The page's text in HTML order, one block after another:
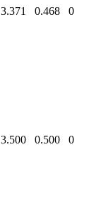
3.371 0.468 0
3.500 0.500 0